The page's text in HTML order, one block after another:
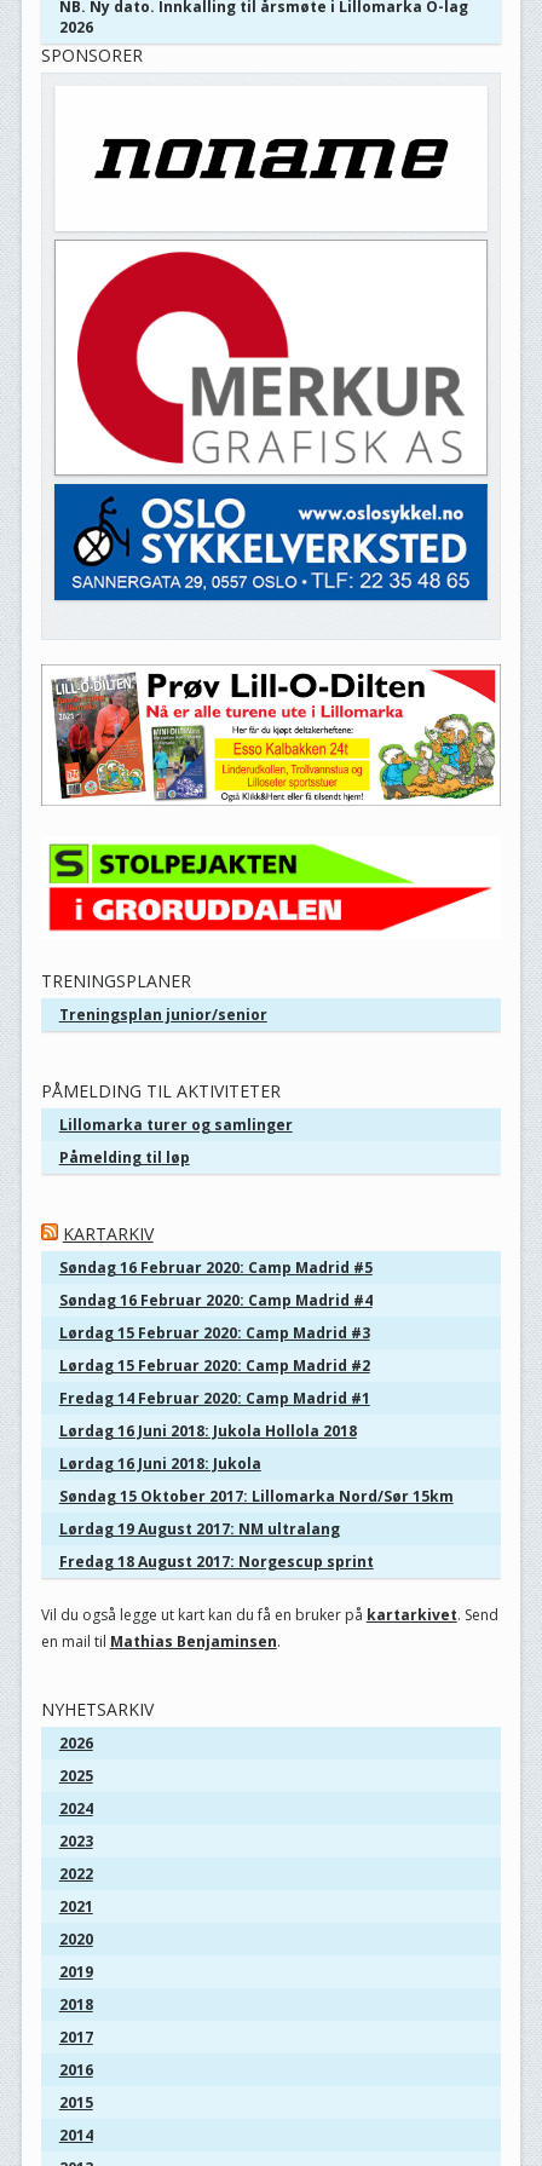
NB. Ny dato. Innkalling til årsmøte i Lillomarka O-lag
2026
SPONSORER
TRENINGSPLANER
Treningsplan junior/senior
PÅMELDING TIL AKTIVITETER
Lillomarka turer og samlinger
Påmelding til løp
KARTARKIV
Søndag 16 Februar 2020: Camp Madrid #5
Søndag 16 Februar 2020: Camp Madrid #4
Lørdag 15 Februar 2020: Camp Madrid #3
Lørdag 15 Februar 2020: Camp Madrid #2
Fredag 14 Februar 2020: Camp Madrid #1
Lørdag 16 Juni 2018: Jukola Hollola 2018
Lørdag 16 Juni 2018: Jukola
Søndag 15 Oktober 2017: Lillomarka Nord/Sør 15km
Lørdag 19 August 2017: NM ultralang
Fredag 18 August 2017: Norgescup sprint
Vil du også legge ut kart kan du få en bruker på kartarkivet. Send
en mail til Mathias Benjaminsen.
NYHETSARKIV
2026
2025
2024
2023
2022
2021
2020
2019
2018
2017
2016
2015
2014